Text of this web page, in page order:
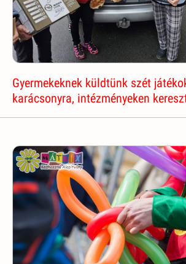
Gyermekeknek küldtünk szét
karácsonyra, intézményeken